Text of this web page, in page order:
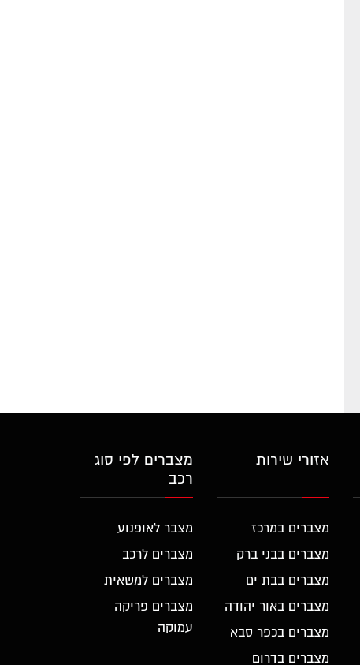
אזורי שירות
מצברים במרכז
מצברים בבני ברק
מצברים בבת ים
מצברים באור יהודה
מצברים בכפר סבא
מצברים בדרום
מצברים לפי סוג
רכב
מצבר לאופנוע
מצברים לרכב
מצברים למשאית
מצברים פריקה
עמוקה